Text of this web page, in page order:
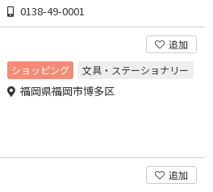
0138-49-0001
追加
ショッピング
文具・ステーショナリー
福岡県福岡市博多区
追加